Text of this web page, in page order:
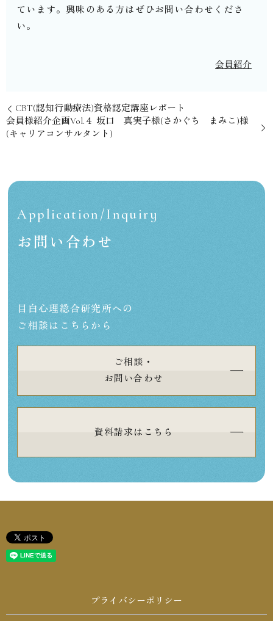
ています。興味のある方はぜひお問い合わせくださ
い。
会員紹介
CBT(認知行動療法)資格認定講座レポート
会員様紹介企画Vol.４ 坂口 真実子様(さかぐち まみこ)様
(キャリアコンサルタント)
Application/Inquiry
お問い合わせ
目白心理総合研究所への
ご相談はこちらから
ご相談・
お問い合わせ
資料請求はこちら
プライバシーポリシー